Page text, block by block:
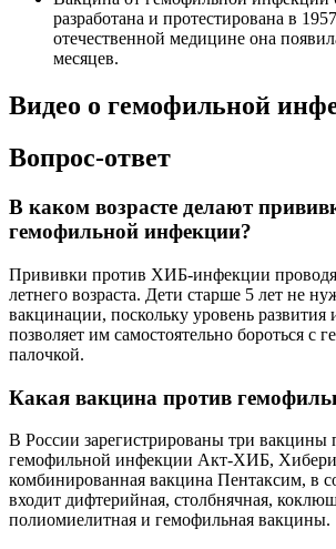
разработана и протестирована в
отечественной медицине она
месяцев.
Видео о гемофильной
Вопрос-ответ
В каком возрасте делают
гемофильной инфекции?
Прививки против ХИБ-инфекции
летнего возраста. Дети старше 5 лет не
вакцинации, поскольку уровень
позволяет им самостоятельно бороться с
палочкой.
Какая вакцина против
В России зарегистрированы три вакцины
гемофильной инфекции Акт-ХИБ,
комбинированная вакцина Пентаксим, в
входит дифтерийная, столбнячная,
полиомиелитная и гемофильная вакцины.